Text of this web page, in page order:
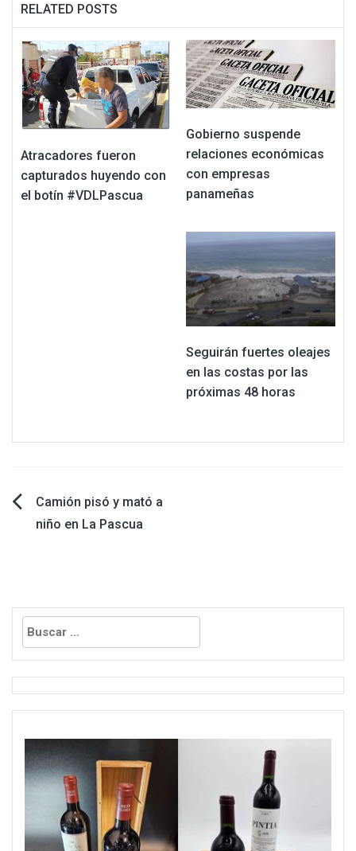
RELATED POSTS
Atracadores fueron
capturados huyendo con
el botín #VDLPascua
Gobierno suspende
relaciones económicas
con empresas
panameñas
Seguirán fuertes oleajes
en las costas por las
próximas 48 horas
Navegación
Camión pisó y mató a
niño en La Pascua
Buscar: